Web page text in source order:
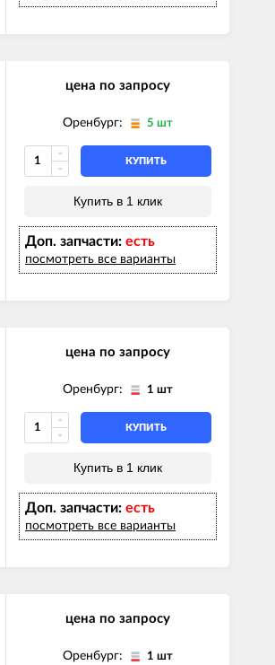
цена по запросу
Оренбург: 5 шт
КУПИТЬ
Купить в 1 клик
Доп. запчасти: есть
посмотреть все варианты
цена по запросу
Оренбург: 1 шт
КУПИТЬ
Купить в 1 клик
Доп. запчасти: есть
посмотреть все варианты
цена по запросу
Оренбург: 1 шт